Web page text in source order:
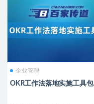
企业管理
OKR工作法落地实施工具包